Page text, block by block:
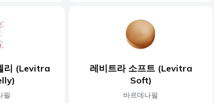
리 (Levitra
필
레비트라 소프트 (Levitra
Soft)
바르데나필